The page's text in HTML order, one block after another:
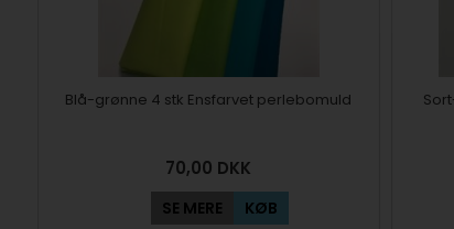
Blå-grønne 4 stk Ensfarvet perlebomuld
70,00 DKK
SE MERE KØB